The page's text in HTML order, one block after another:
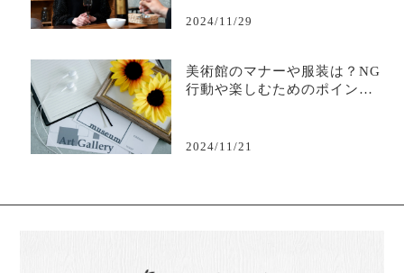
2024/11/29
美術館のマナーや服装は？NG
行動や楽しむためのポイント
2024/11/21